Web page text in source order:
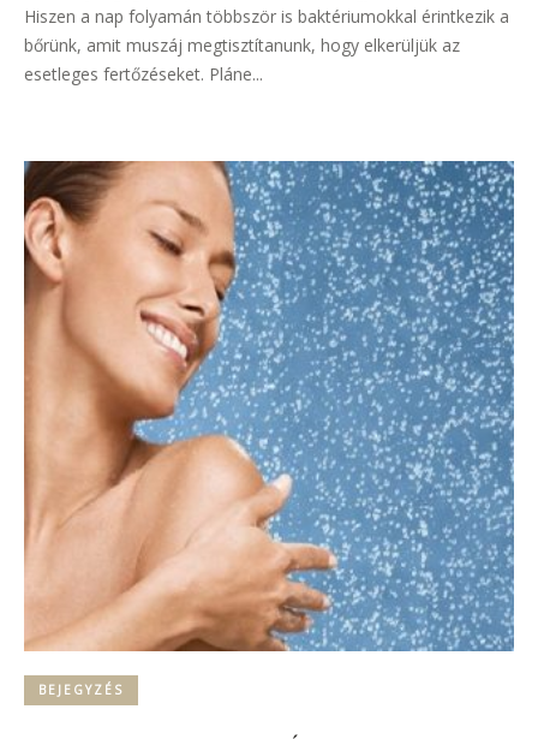
Hiszen a nap folyamán többször is baktériumokkal érintkezik a
bőrünk, amit muszáj megtisztítanunk, hogy elkerüljük az
esetleges fertőzéseket. Pláne...
BEJEGYZÉS